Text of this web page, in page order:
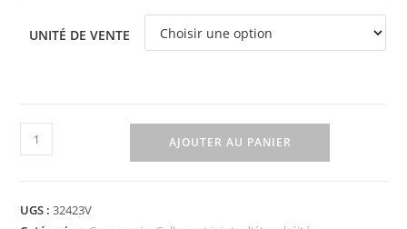
UNITÉ DE VENTE
AJOUTER AU PANIER
UGS :32423V